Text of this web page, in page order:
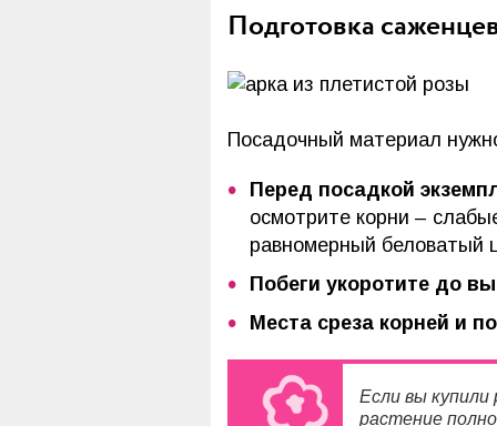
Подготовка
Посадочный материал
Перед посадкой
осмотрите корни –
равномерный беловатый
Побеги укоротите до
Места среза корней и
Если вы
растение